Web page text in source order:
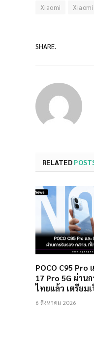
Xiaomi
SHARE.
RELATED
POCO C95 Pro
17 Pro 5G ผ่าน
ไทยแล้ว เตรียม
6 สิงหาคม 2026